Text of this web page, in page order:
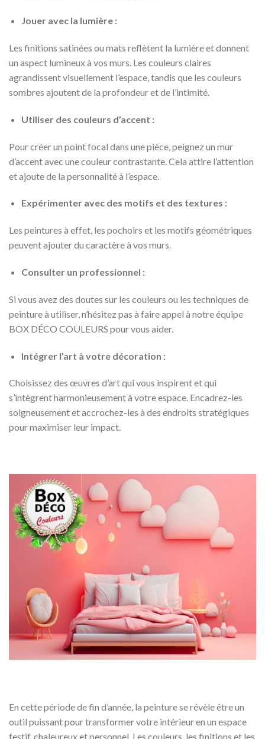
Jouer avec la lumière :
Les finitions satinées ou mats reflètent la lumière et donnent
un aspect lumineux à vos murs. Les couleurs claires
agrandissent visuellement l’espace, tandis que les couleurs
sombres ajoutent de la profondeur et de l’intimité.
Utiliser des couleurs d’accent :
Pour créer un point focal dans une pièce, peignez un mur
d’accent avec une couleur contrastante. Cela attire l’attention
et ajoute de la personnalité à l’espace.
Expérimenter avec des motifs et des textures :
Les peintures à effet, les pochoirs et les motifs géométriques
peuvent ajouter du caractère à vos murs.
Consulter un professionnel :
Si vous avez des doutes sur les couleurs ou les techniques de
peinture à utiliser, n’hésitez pas à faire appel à notre équipe
BOX DÉCO COULEURS pour vous aider.
Intégrer l’art à votre décoration :
Choisissez des œuvres d’art qui vous inspirent et qui
s’intègrent harmonieusement à votre espace. Encadrez-les
soigneusement et accrochez-les à des endroits stratégiques
pour maximiser leur impact.
En cette période de fin d’année, la peinture se révèle être un
outil puissant pour transformer votre intérieur en un espace
festif, chaleureux et personnel. Les couleurs, les finitions et les